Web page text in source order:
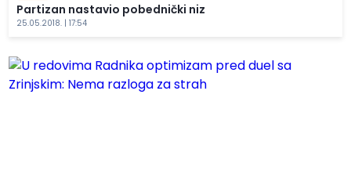
Partizan nastavio pobednički niz
25.05.2018. | 17:54